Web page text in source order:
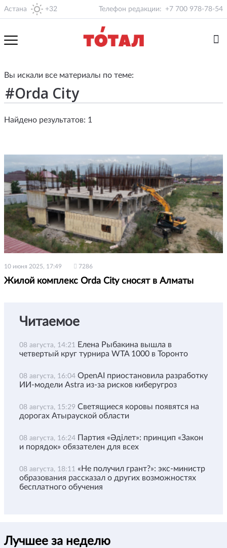
Астана +32 Телефон редакции: +7 700 978-78-54
Вы искали все материалы по теме:
Найдено результатов: 1
10 июня 2025, 17:49 7286
Жилой комплекс Orda City сносят в Алматы
Читаемое
08 августа, 14:21 Елена Рыбакина вышла в
четвертый круг турнира WTA 1000 в Торонто
08 августа, 16:04 OpenAI приостановила разработку
ИИ-модели Astra из-за рисков киберугроз
08 августа, 15:29 Светящиеся коровы появятся на
дорогах Атырауской области
08 августа, 16:24 Партия «Әділет»: принцип «Закон
и порядок» обязателен для всех
08 августа, 18:11 «Не получил грант?»: экс-министр
образования рассказал о других возможностях
бесплатного обучения
Лучшее за неделю